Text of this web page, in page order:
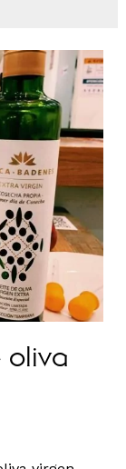
oliva